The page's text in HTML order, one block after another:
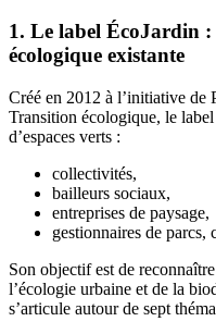
1. Le label ÉcoJardin
écologique existante
Créé en 2012 à l’initiative de
Transition écologique, le label
d’espaces verts :
collectivités,
bailleurs sociaux,
entreprises de paysage,
gestionnaires de parcs,
Son objectif est de
l’écologie urbaine et de la
s’articule autour de sept